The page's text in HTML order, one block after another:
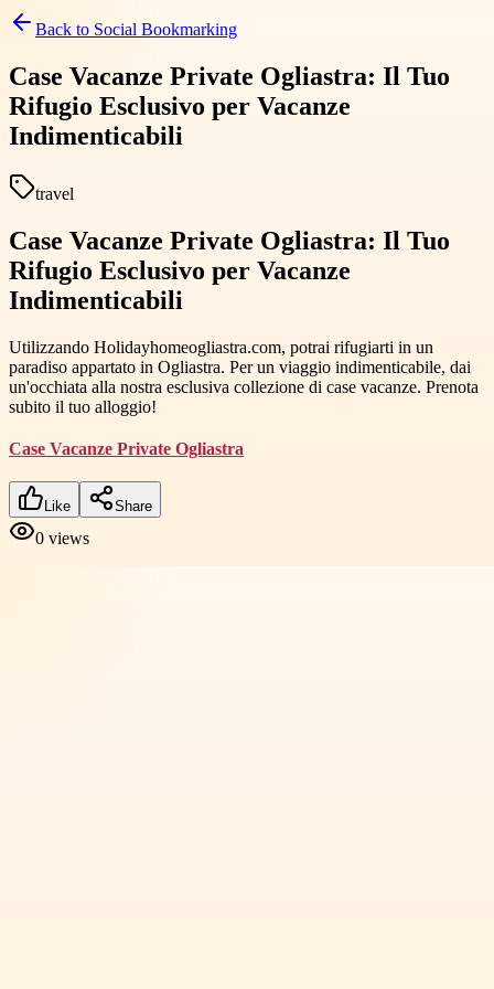
Back to Social Bookmarking
Case Vacanze Private Ogliastra: Il Tuo
Rifugio Esclusivo per Vacanze
Indimenticabili
travel
Case Vacanze Private Ogliastra: Il Tuo
Rifugio Esclusivo per Vacanze
Indimenticabili
Utilizzando Holidayhomeogliastra.com, potrai rifugiarti in un
paradiso appartato in Ogliastra. Per un viaggio indimenticabile, dai
un'occhiata alla nostra esclusiva collezione di case vacanze. Prenota
subito il tuo alloggio!
Case Vacanze Private Ogliastra
Like Share
0 views